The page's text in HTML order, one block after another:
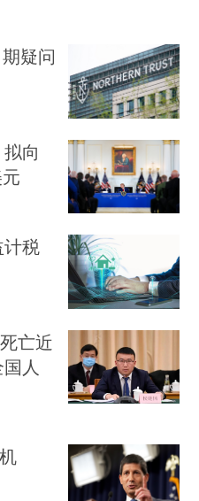
疑问
向
税
亡近
人